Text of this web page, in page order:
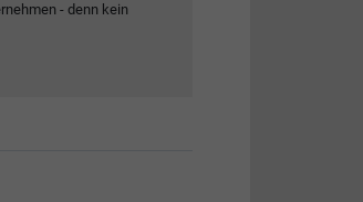
- denn kein